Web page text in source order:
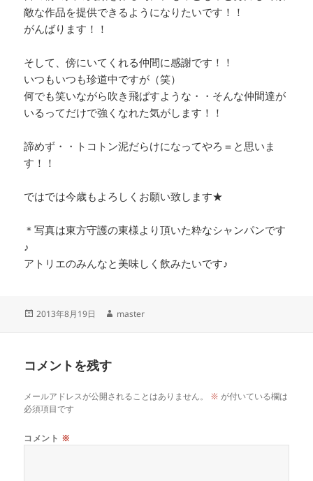
敵な作品を提供できるようになりたいです！！
がんばります！！
そして、傍にいてくれる仲間に感謝です！！
いつもいつも珍道中ですが（笑）
何でも笑いながら吹き飛ばすような・・そんな仲間達が
いるってだけで強くなれた気がします！！
諦めず・・トコトン泥だらけになってやろ＝と思いま
す！！
ではでは今歳もよろしくお願い致します★
＊写真は東方守護の東様より頂いた粋なシャンパンです
♪
アトリエのみんなと美味しく飲みたいです♪
投
2013年8月19日
作
master
コメントを残す
メールアドレスが公開されることはありません。 ※ が付いている欄は
必須項目です
コメント ※